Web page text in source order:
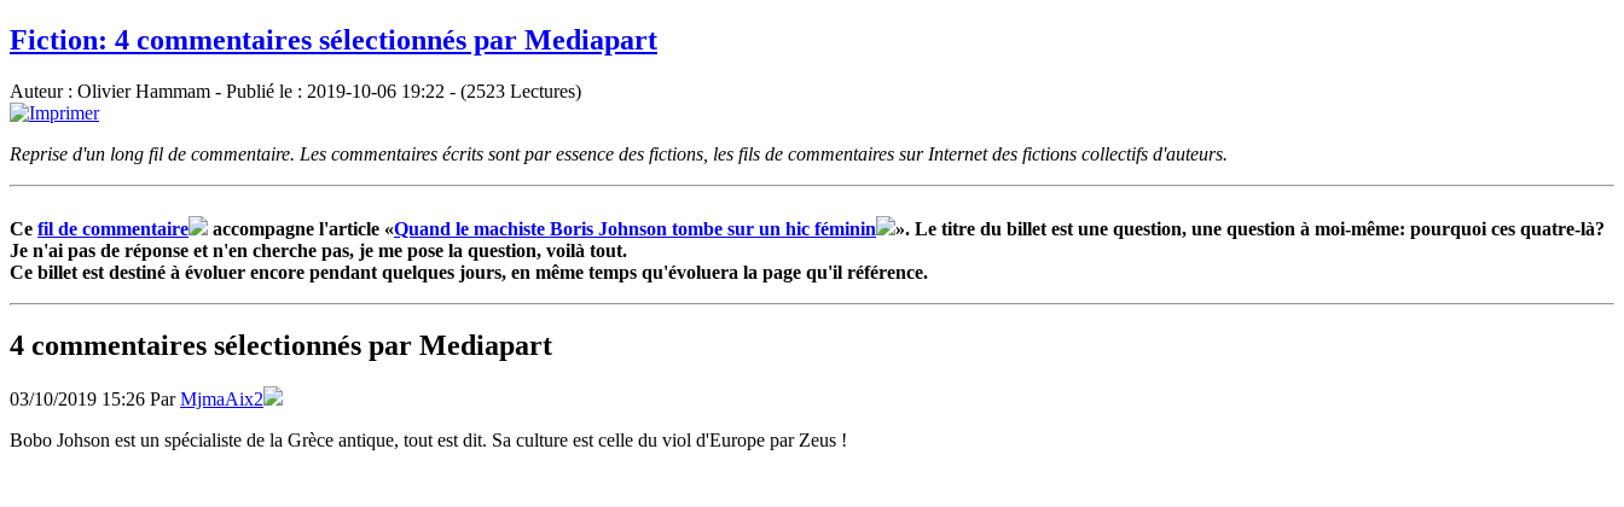
Fiction: 4 commentaires sélectionnés par Mediapart
Auteur : Olivier Hammam - Publié le : 2019-10-06 19:22 - (2523 Lectures)
Reprise d'un long fil de commentaire. Les commentaires écrits sont par essence des fictions, les fils de commentaires sur Internet des fictions collectifs d'auteurs.
Ce fil de commentaire accompagne l'article «Quand le machiste Boris Johnson tombe sur un hic féminin
». Le titre du billet est une question, une question à moi-même: pourquoi ces quatre-là?
Je n'ai pas de réponse et n'en cherche pas, je me pose la question, voilà tout.
Ce billet est destiné à évoluer encore pendant quelques jours, en même temps qu'évoluera la page qu'il référence.
4 commentaires sélectionnés par Mediapart
03/10/2019 15:26 ParMjmaAix2
Bobo Johson est un spécialiste de la Grèce antique, tout est dit. Sa culture est celle du viol d'Europe par Zeus !